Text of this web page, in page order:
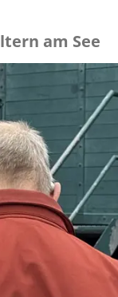
am See